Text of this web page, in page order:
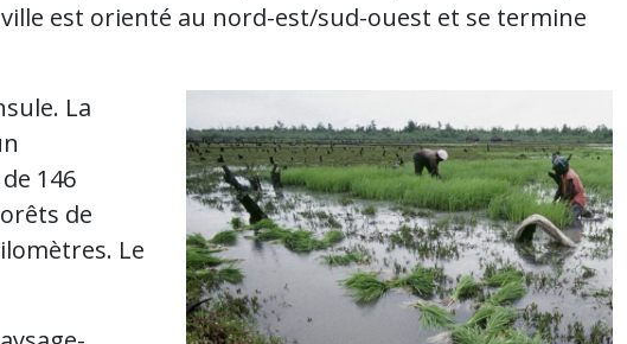
est orienté au nord-est/sud-ouest et se termine
La
146
de
Le